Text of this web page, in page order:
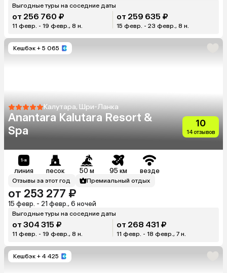
Выгодные туры на соседние даты
от 256 760 ₽
11 февр. - 19 февр., 8 н.
от 259 635 ₽
15 февр. - 23 февр., 8 н.
Кешбэк + 5 065
Калутара, Шри-Ланка
Anantara Kalutara Resort &
Spa
10
14 отзывов
линия песок 50 м 95 км везде
Отзывы за этот год Премиальный отдых
от 253 277 ₽
15 февр. - 21 февр., 6 ночей
Выгодные туры на соседние даты
от 304 315 ₽
11 февр. - 19 февр., 8 н.
от 268 431 ₽
11 февр. - 18 февр., 7 н.
Кешбэк + 4 425